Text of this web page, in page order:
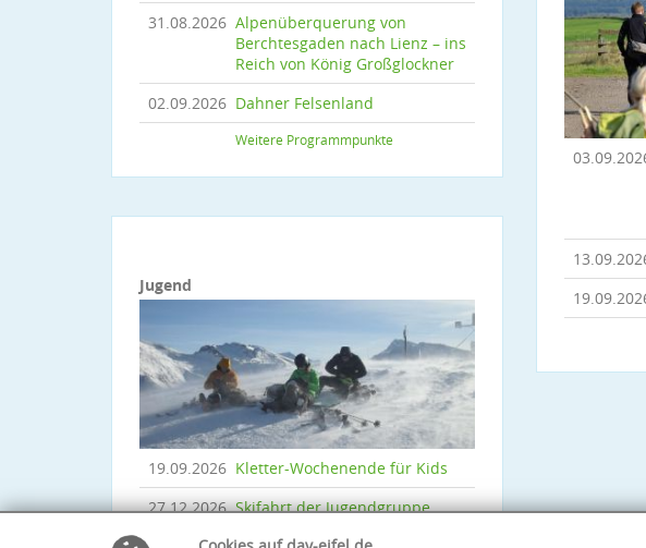
31.08.2026 Alpenüberquerung von
Berchtesgaden nach Lienz – ins
Reich von König Großglockner
02.09.2026 Dahner Felsenland
Weitere Programmpunkte
Jugend
19.09.2026 Kletter-Wochenende für Kids
27.12.2026 Skifahrt der Jugendgruppe
Weitere Programmpunkte